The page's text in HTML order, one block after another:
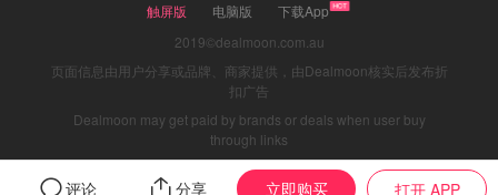
评论 分享 立即购买 打开 APP
触屏版 电脑版
下载App
2019©dealmoon.com.au
页面信息由用户分享或品牌、商家提供，由Dealmoon核实后发布折
扣广告
Dealmoon may get paid by brands or deals when user buy
through links